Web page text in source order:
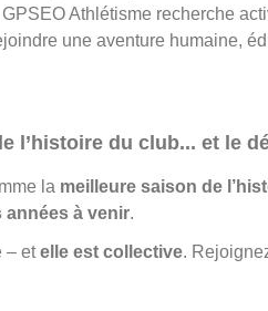
Athlétisme recherche
une aventure humaine,
l’histoire du club... et le
la meilleure saison de
à venir.
– etelle est collective.